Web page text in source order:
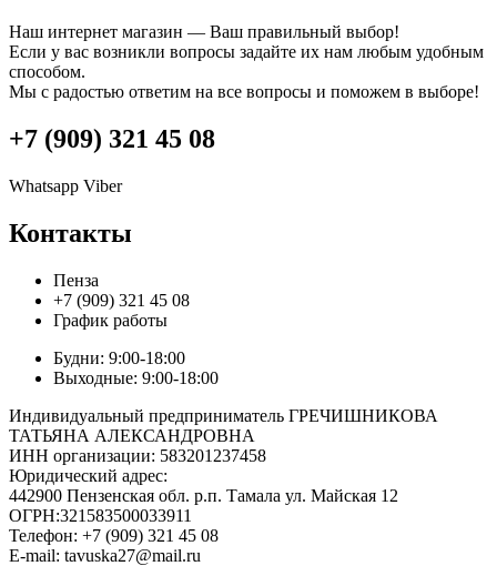
Наш интернет магазин — Ваш правильный выбор!
Если у вас возникли вопросы задайте их нам любым удобным
способом.
Мы с радостью ответим на все вопросы и поможем в выборе!
+7 (909) 321 45 08
Whatsapp Viber
Контакты
Пенза
+7 (909) 321 45 08
График работы
Будни: 9:00-18:00
Выходные: 9:00-18:00
Индивидуальный предприниматель ГРЕЧИШНИКОВА
ТАТЬЯНА АЛЕКСАНДРОВНА
ИНН организации: 583201237458
Юридический адрес:
442900 Пензенская обл. р.п. Тамала ул. Майская 12
ОГРН:321583500033911
Телефон: +7 (909) 321 45 08
E-mail: tavuska27@mail.ru